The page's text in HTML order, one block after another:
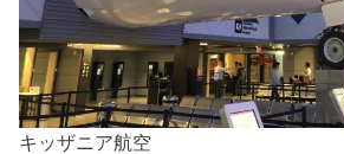
キッザニア航空